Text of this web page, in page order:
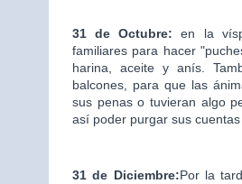
31 de Octubre:en la
familiares para hacer
harina, aceite y anís.
balcones, para que las
sus penas o tuvieran algo
así poder purgar sus
31 de Diciembre:Por la